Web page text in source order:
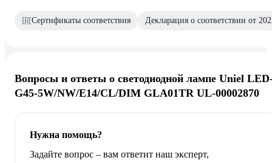
Сертификаты соответствия Декларация о соответствии от
Вопросы и ответы о светодиодной лампе Uniel
G45-5W/NW/E14/CL/DIM GLA01TR UL-00002870
Нужна помощь?
Задайте вопрос – вам ответит наш эксперт,